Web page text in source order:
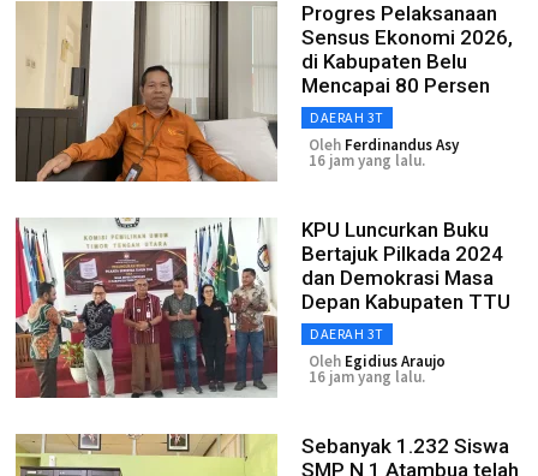
Progres Pelaksanaan
Sensus Ekonomi 2026,
di Kabupaten Belu
Mencapai 80 Persen
DAERAH 3T
Oleh Ferdinandus Asy
16 jam yang lalu.
KPU Luncurkan Buku
Bertajuk Pilkada 2024
dan Demokrasi Masa
Depan Kabupaten TTU
DAERAH 3T
Oleh Egidius Araujo
16 jam yang lalu.
Sebanyak 1.232 Siswa
SMP N 1 Atambua telah